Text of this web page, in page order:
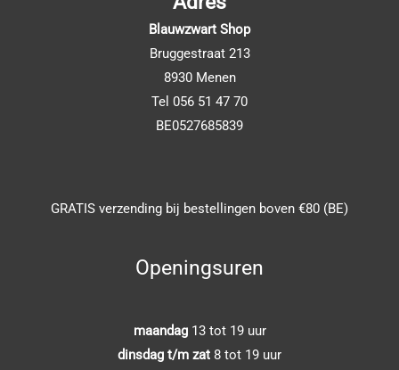
Blauwzwart Shop
Bruggestraat 213
8930 Menen
Tel 056 51 47 70
BE0527685839
GRATIS verzending bij bestellingen boven €80 (BE)
Openingsuren
maandag 13 tot 19 uur
dinsdag t/m zat 8 tot 19 uur